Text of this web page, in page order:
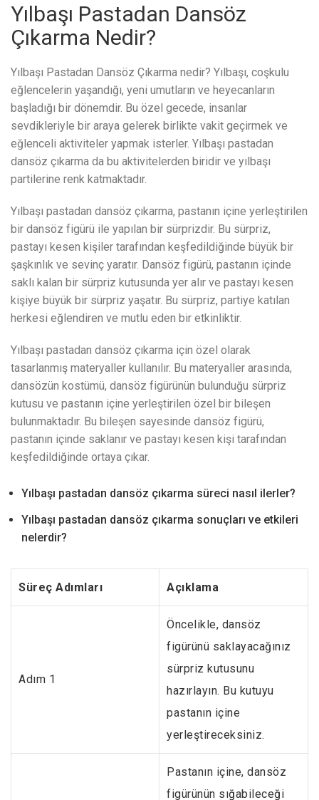
Yılbaşı Pastadan Dansöz
Çıkarma Nedir?
Yılbaşı Pastadan Dansöz Çıkarma nedir? Yılbaşı, coşkulu
eğlencelerin yaşandığı, yeni umutların ve heyecanların
başladığı bir dönemdir. Bu özel gecede, insanlar
sevdikleriyle bir araya gelerek birlikte vakit geçirmek ve
eğlenceli aktiviteler yapmak isterler. Yılbaşı pastadan
dansöz çıkarma da bu aktivitelerden biridir ve yılbaşı
partilerine renk katmaktadır.
Yılbaşı pastadan dansöz çıkarma, pastanın içine yerleştirilen
bir dansöz figürü ile yapılan bir sürprizdir. Bu sürpriz,
pastayı kesen kişiler tarafından keşfedildiğinde büyük bir
şaşkınlık ve sevinç yaratır. Dansöz figürü, pastanın içinde
saklı kalan bir sürpriz kutusunda yer alır ve pastayı kesen
kişiye büyük bir sürpriz yaşatır. Bu sürpriz, partiye katılan
herkesi eğlendiren ve mutlu eden bir etkinliktir.
Yılbaşı pastadan dansöz çıkarma için özel olarak
tasarlanmış materyaller kullanılır. Bu materyaller arasında,
dansözün kostümü, dansöz figürünün bulunduğu sürpriz
kutusu ve pastanın içine yerleştirilen özel bir bileşen
bulunmaktadır. Bu bileşen sayesinde dansöz figürü,
pastanın içinde saklanır ve pastayı kesen kişi tarafından
keşfedildiğinde ortaya çıkar.
Yılbaşı pastadan dansöz çıkarma süreci nasıl ilerler?
Yılbaşı pastadan dansöz çıkarma sonuçları ve etkileri
nelerdir?
Süreç Adımları Açıklama
Adım 1
Öncelikle, dansöz
figürünü saklayacağınız
sürpriz kutusunu
hazırlayın. Bu kutuyu
pastanın içine
yerleştireceksiniz.
Pastanın içine, dansöz
figürünün sığabileceği